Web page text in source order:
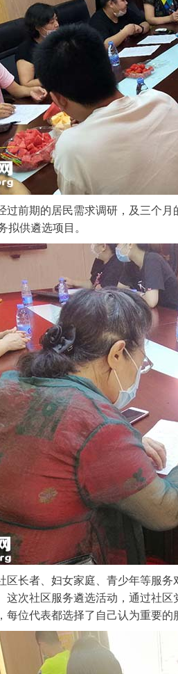
前期的居民需求调研，及三个
供遴选项目。
长者、妇女家庭、青少年等服
这次社区服务遴选活动，通过社
位代表都选择了自己认为重要的